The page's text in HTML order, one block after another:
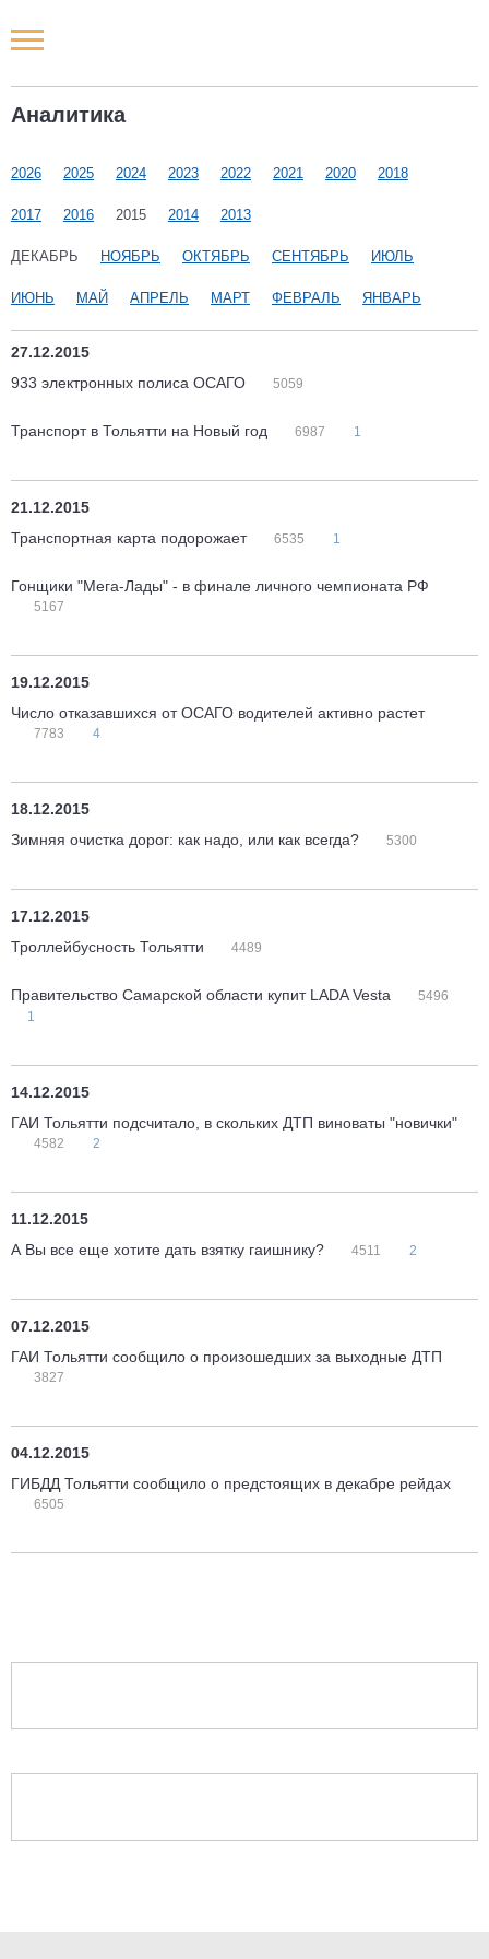
Аналитика
2026 2025 2024 2023 2022 2021 2020 2018
2017 2016 2015 2014 2013
ДЕКАБРЬ НОЯБРЬ ОКТЯБРЬ СЕНТЯБРЬ ИЮЛЬ
ИЮНЬ МАЙ АПРЕЛЬ МАРТ ФЕВРАЛЬ ЯНВАРЬ
27.12.2015
933 электронных полиса ОСАГО
5059
Транспорт в Тольятти на Новый год 6987 1
21.12.2015
Транспортная карта подорожает
6535 1
Гонщики "Мега-Лады" - в финале личного чемпионата РФ
5167
19.12.2015
Число отказавшихся от ОСАГО водителей активно растет
7783 4
18.12.2015
Зимняя очистка дорог: как надо, или как всегда?
5300
17.12.2015
Троллейбусность Тольятти
4489
Правительство Самарской области купит LADA Vesta
5496
1
14.12.2015
ГАИ Тольятти подсчитало, в скольких ДТП виноваты "новички"
4582 2
11.12.2015
А Вы все еще хотите дать взятку гаишнику?
4511 2
07.12.2015
ГАИ Тольятти сообщило о произошедших за выходные ДТП
3827
04.12.2015
ГИБДД Тольятти сообщило о предстоящих в декабре рейдах
6505
Новости РФ
Наши мероприятия
Статьи